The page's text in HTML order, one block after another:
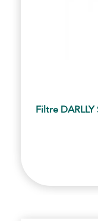
Filtre